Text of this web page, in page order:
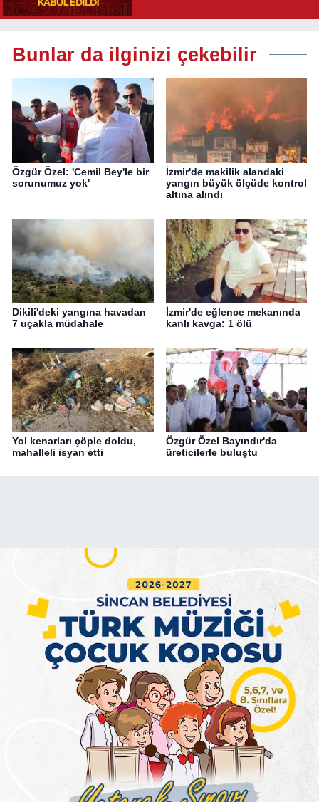
Bunlar da ilginizi çekebilir
Özgür Özel: 'Cemil Bey'le bir
sorunumuz yok'
İzmir'de makilik alandaki
yangın büyük ölçüde kontrol
altına alındı
Dikili'deki yangına havadan
7 uçakla müdahale
İzmir'de eğlence mekanında
kanlı kavga: 1 ölü
Yol kenarları çöple doldu,
mahalleli isyan etti
Özgür Özel Bayındır'da
üreticilerle buluştu